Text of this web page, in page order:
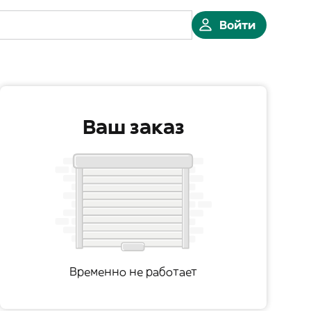
Войти
Ваш заказ
Временно не работает